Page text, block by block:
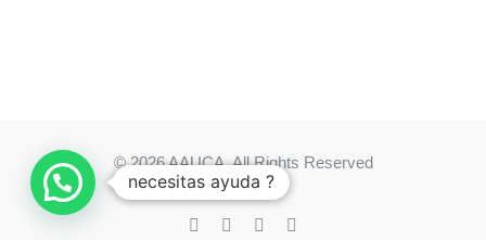
© 2026 AAUCA. All Rights Reserved
necesitas ayuda ?